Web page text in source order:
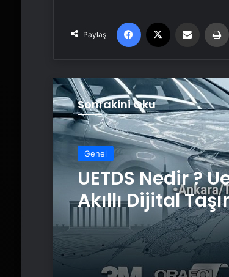
Paylaş
Facebook Email'den paylaş
Sonrakini Oku
Genel
UETDS Nedir ?
Akıllı Dijital
Yazılımı